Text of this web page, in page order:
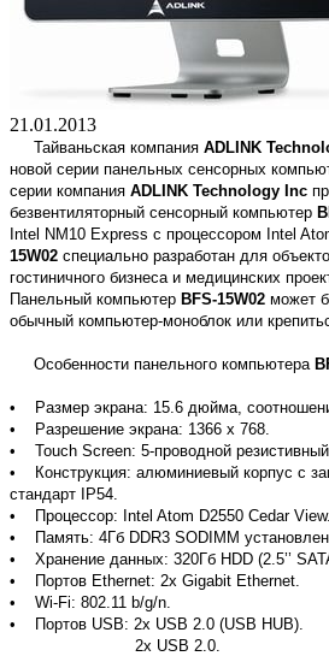
21.01.2013
Тайваньская компания ADLINK
новой серии панельных сенсорных
серии компания ADLINK Technology Inc
безвентиляторный сенсорный компьютер
Intel NM10 Express с процессором Intel
15W02 специально разработан для
гостиничного бизнеса и медицинских
Панельный компьютер BFS-15W02 может
обычный компьютер-моноблок или
Особенности панельного компьютера
• Размер экрана: 15.6 дюйма,
• Разрешение экрана: 1366 х 768.
• Touch Screen: 5-проводной резистивный
• Конструкция: алюминиевый корпус с
стандарт IP54.
• Процессор: Intel Atom D2550 Cedar View.
• Память: 4Гб DDR3 SODIMM
• Хранение данных: 320Гб HDD (2.5’’
• Портов Ethernet: 2x Gigabit Ethernet.
• Wi-Fi: 802.11 b/g/n.
• Портов USB: 2х USB 2.0 (USB HUB).
2х USB 2.0.